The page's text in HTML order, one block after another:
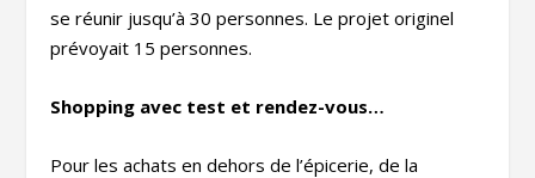
se réunir jusqu’à 30 personnes. Le projet originel
prévoyait 15 personnes.
Shopping avec test et rendez-vous…
Pour les achats en dehors de l’épicerie, de la